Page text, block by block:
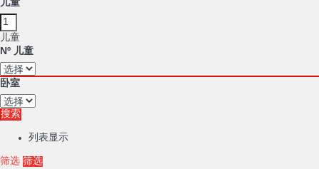
儿童
儿童
Nº 儿童
卧室
搜索
列表显示
筛选 筛选